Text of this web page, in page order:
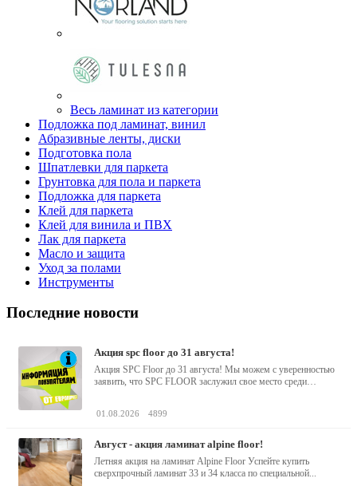
Весь ламинат из категории
Подложка под ламинат, винил
Абразивные ленты, диски
Подготовка пола
Шпатлевки для паркета
Грунтовка для пола и паркета
Подложка для паркета
Клей для паркета
Клей для винила и ПВХ
Лак для паркета
Масло и защита
Уход за полами
Инструменты
Последние новости
акция spc floor до 31 августа!
Акция SPC Floor до 31 августа! Мы можем с уверенностью
заявить, что SPC FLOOR заслужил свое место среди
01.08.2026 4899
август - акция ламинат alpine floor!
Летняя акция на ламинат Alpine Floor Успейте купить
сверхпрочный ламинат 33 и 34 класса по специальной...